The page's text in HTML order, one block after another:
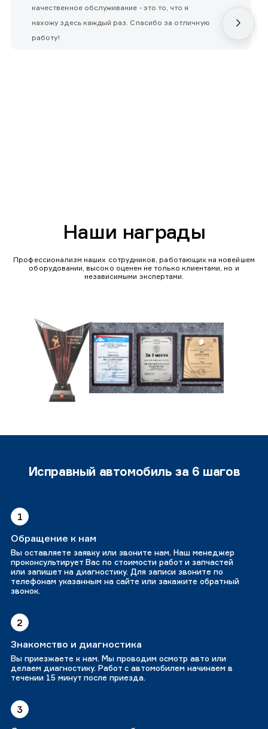
качественное обслуживание - это то, что я
нахожу здесь каждый раз. Спасибо за отличную
работу!
Наши награды
Профессионализм наших сотрудников, работающих на новейшем
оборудовании, высоко оценен не только клиентами, но и
независимыми экспертами.
Исправный автомобиль за 6 шагов
1
Обращение к нам
Вы оставляете заявку или звоните нам. Наш менеджер
проконсультирует Вас по стоимости работ и запчастей
или запишет на диагностику. Для записи звоните по
телефонам указанным на сайте или закажите обратный
звонок.
2
Знакомство и диагностика
Вы приезжаете к нам. Мы проводим осмотр авто или
делаем диагностику. Работ с автомобилем начинаем в
течении 15 минут после приезда.
3